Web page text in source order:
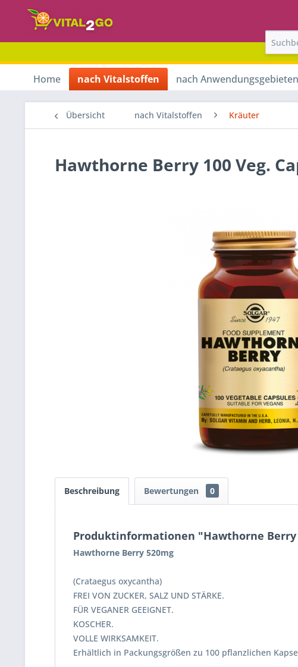
Home nach Vitalstoffen nach Anwendungsgebieten
Übersicht nach Vitalstoffen Kräuter
Hawthorne Berry 100 Veg.
Beschreibung Bewertungen 0
Produktinformationen "Hawthorne Berry
Hawthorne Berry 520mg
(Crataegus oxycantha)
FREI VON ZUCKER, SALZ UND STÄRKE.
FÜR VEGANER GEEIGNET.
KOSCHER.
VOLLE WIRKSAMKEIT.
Erhältlich in Packungsgrößen zu 100 pflanzlichen